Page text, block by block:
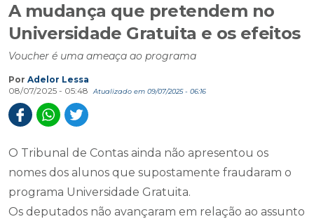
A mudança que pretendem no
Universidade Gratuita e os efeitos
Voucher é uma ameaça ao programa
Por Adelor Lessa
08/07/2025 - 05:48
Atualizado em 09/07/2025 - 06:16
O Tribunal de Contas ainda não apresentou os
nomes dos alunos que supostamente fraudaram o
programa Universidade Gratuita.
Os deputados não avançaram em relação ao assunto